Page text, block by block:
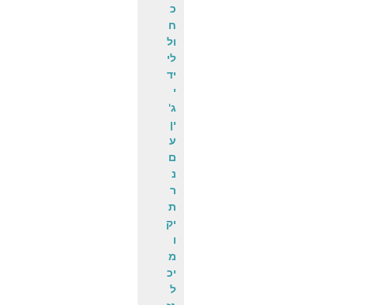
כ
ח
ול
לי
יד
י
ג'
ין
ע
ם
נ
ר
ת
יק
ו
מ
יכ
ל